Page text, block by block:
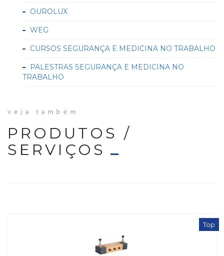
OUROLUX
WEG
CURSOS SEGURANÇA E MEDICINA NO TRABALHO
PALESTRAS SEGURANÇA E MEDICINA NO
TRABALHO
veja também
PRODUTOS /
SERVIÇOS
Top